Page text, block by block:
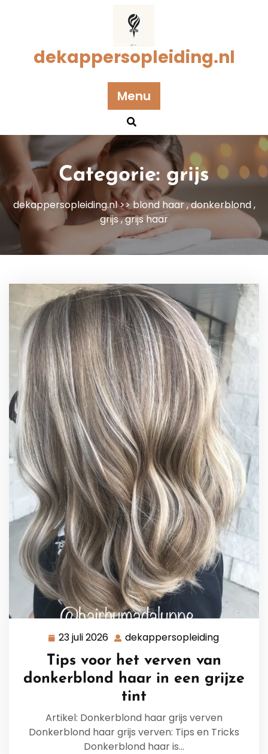
dekappersopleiding.nl
Menu
Categorie: grijs
dekappersopleiding.nl>>blond haar,donkerblond,
grijs,grijs haar
23 juli 2026 23
juli
2026
dekappersopleiding
Tips voor het verven van
donkerblond haar in een grijze
tint
Artikel: Donkerblond haar grijs verven
Donkerblond haar grijs verven: Tips en Tricks
Donkerblond haar is…